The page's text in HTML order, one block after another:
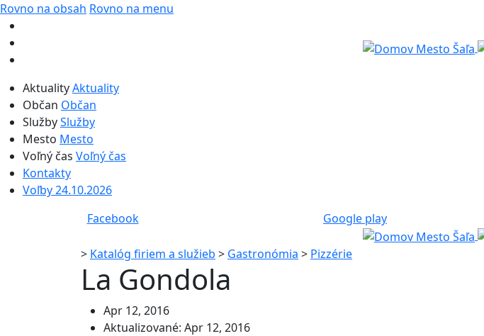
Rovno na obsah Rovno na menu
AktualityAktuality
Občan Občan
SlužbySlužby
Mesto Mesto
Voľný čas Voľný čas
Kontakty
Voľby 24.10.2026
Facebook Google play
> Katalóg firiem a služieb > Gastronómia > Pizzérie
La Gondola
Apr 12, 2016
Aktualizované: Apr 12, 2016